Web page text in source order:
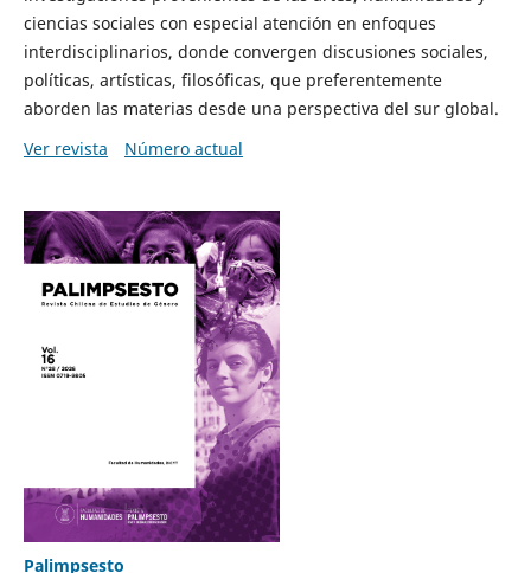
ciencias sociales con especial atención en enfoques
interdisciplinarios, donde convergen discusiones sociales,
políticas, artísticas, filosóficas, que preferentemente
aborden las materias desde una perspectiva del sur global.
Ver revista
Número actual
Palimpsesto